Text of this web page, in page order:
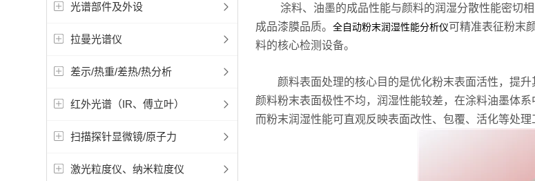
光谱部件及外设
拉曼光谱仪
差示/热重/差热/热分析
红外光谱（IR、傅立叶）
扫描探针显微镜/原子力
激光粒度仪、纳米粒度仪
涂料、油墨的成品性能与颜料的润湿分散性能密切相
成品漆膜品质。 全自动粉末润湿性能分析仪可精准表征粉末
料的核心检测设备。
颜料表面处理的核心目的是优化粉末表面活性，提升
颜料粉末表面极性不均，润湿性能较差，在涂料油墨体
而粉末润湿性能可直观反映表面改性、包覆、活化等处